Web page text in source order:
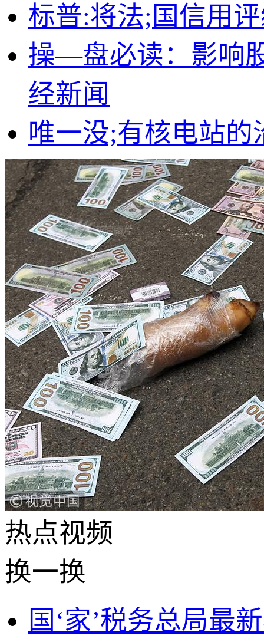
标普:将法;国信用
操—盘必读：影响
经新闻
唯一没;有核电站
热点视频
换一换
国‘家’税务总局最